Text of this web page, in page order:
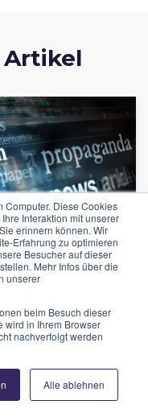
Computer. Diese Cookies
Interaktion mit unserer
erinnern können. Wir
Erfahrung zu optimieren
Besucher auf dieser
Mehr Infos über die
unserer
beim Besuch dieser
wird in Ihrem Browser
nachverfolgt werden
Alle ablehnen
Artikel
JOURNALISM